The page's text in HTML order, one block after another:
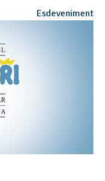
Esdeveniment